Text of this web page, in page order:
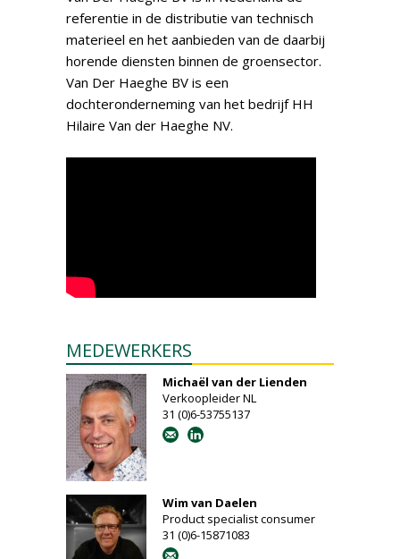
referentie in de distributie van technisch
materieel en het aanbieden van de daarbij
horende diensten binnen de groensector.
Van Der Haeghe BV is een
dochteronderneming van het bedrijf HH
Hilaire Van der Haeghe NV.
MEDEWERKERS
Michaël van der Lienden
Verkoopleider NL
31 (0)6-53755137
Wim van Daelen
Product specialist consumer
31 (0)6-15871083